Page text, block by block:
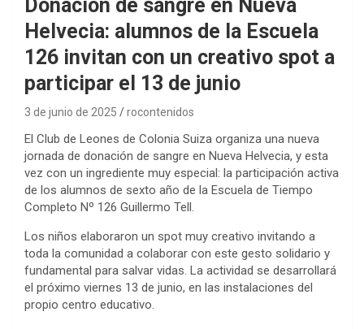
Donación de sangre en Nueva
Helvecia: alumnos de la Escuela
126 invitan con un creativo spot a
participar el 13 de junio
3 de junio de 2025 rocontenidos
El Club de Leones de Colonia Suiza organiza una nueva
jornada de donación de sangre en Nueva Helvecia, y esta
vez con un ingrediente muy especial: la participación activa
de los alumnos de sexto año de la Escuela de Tiempo
Completo Nº 126 Guillermo Tell.
Los niños elaboraron un spot muy creativo invitando a
toda la comunidad a colaborar con este gesto solidario y
fundamental para salvar vidas. La actividad se desarrollará
el próximo viernes 13 de junio, en las instalaciones del
propio centro educativo.